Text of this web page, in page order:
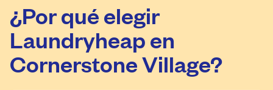
¿Por qué elegir
Laundryheap en
Cornerstone Village?